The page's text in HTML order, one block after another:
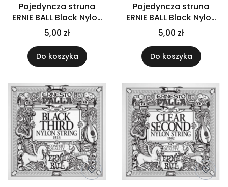
Pojedyncza struna
ERNIE BALL Black Nylon
B2
5,00 zł
Do koszyka
Pojedyncza struna
ERNIE BALL Black Nylon
E1
5,00 zł
Do koszyka